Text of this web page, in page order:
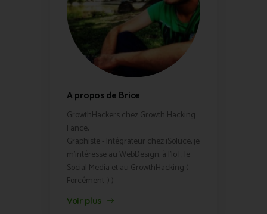
A propos de Brice
GrowthHackers chez Growth Hacking
Fance,
Graphiste - Intégrateur chez iSoluce, je
m'intéresse au WebDesign, à l'IoT, le
Social Media et au GrowthHacking (
Forcément :) )
Voir plus